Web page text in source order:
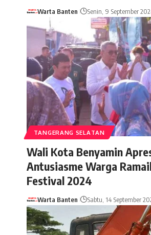
Warta Banten Senin, 9 September
TANGERANG SELATAN
Wali Kota Benyamin
Antusiasme Warga
Festival 2024
Warta Banten Sabtu, 14 September